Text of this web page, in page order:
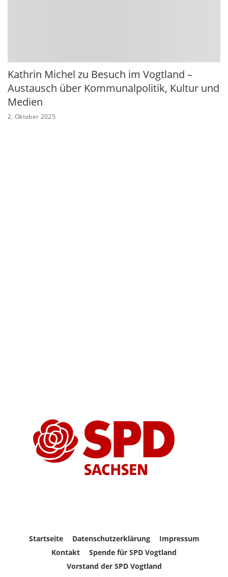
Kathrin Michel zu Besuch im Vogtland –
Austausch über Kommunalpolitik, Kultur und
Medien
2. Oktober 2025
Startseite Datenschutzerklärung
Impressum
Kontakt
Spende für SPD Vogtland
Vorstand der SPD Vogtland